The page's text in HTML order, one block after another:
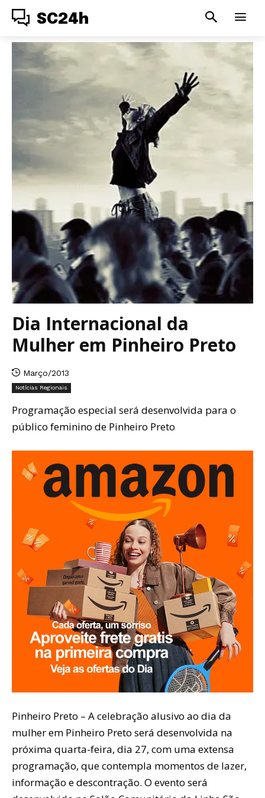
SC24h
Dia Internacional da
Mulher em Pinheiro Preto
Março/2013
Notícias Regionais
Programação especial será desenvolvida para o
público feminino de Pinheiro Preto
Pinheiro Preto – A celebração alusivo ao dia da
mulher em Pinheiro Preto será desenvolvida na
próxima quarta-feira, dia 27, com uma extensa
programação, que contempla momentos de lazer,
informação e descontração. O evento será